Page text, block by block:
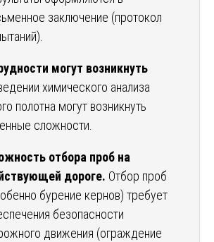
заключение (протокол
могут возникнуть
химического анализа
полотна могут возникнуть
сложности.
отбора проб на
дороге. Отбор проб
бурение кернов) требует
безопасности
движения (ограждение